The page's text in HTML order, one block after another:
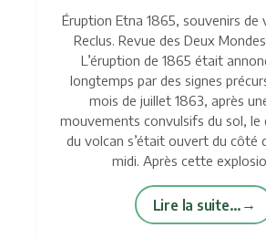
Éruption Etna 1865, souvenirs de
Reclus. Revue des Deux
L’éruption de 1865 était
longtemps par des signes
mois de juillet 1863, après
mouvements convulsifs du sol, le
du volcan s’était ouvert du côté
midi. Après cette
Lire la suite…